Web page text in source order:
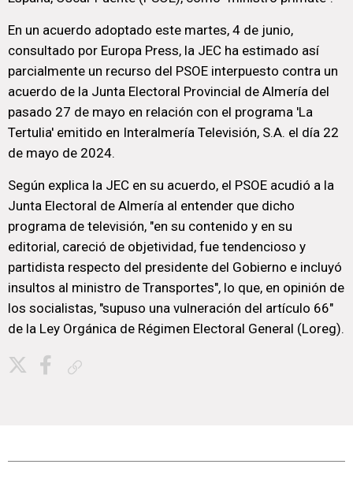
En un acuerdo adoptado este martes, 4 de junio,
consultado por Europa Press, la JEC ha estimado así
parcialmente un recurso del PSOE interpuesto contra un
acuerdo de la Junta Electoral Provincial de Almería del
pasado 27 de mayo en relación con el programa 'La
Tertulia' emitido en Interalmería Televisión, S.A. el día 22
de mayo de 2024.
Según explica la JEC en su acuerdo, el PSOE acudió a la
Junta Electoral de Almería al entender que dicho
programa de televisión, "en su contenido y en su
editorial, careció de objetividad, fue tendencioso y
partidista respecto del presidente del Gobierno e incluyó
insultos al ministro de Transportes", lo que, en opinión de
los socialistas, "supuso una vulneración del artículo 66"
de la Ley Orgánica de Régimen Electoral General (Loreg).